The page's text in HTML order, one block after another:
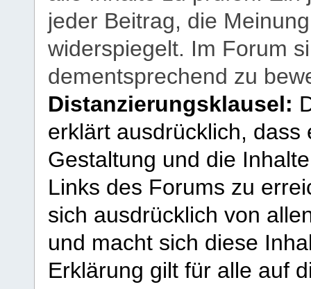
jeder Beitrag, die
widerspiegelt. Im Forum
dementsprechend zu
Distanzierungsklausel:
erklärt ausdrücklich,
Gestaltung und die
Links des Forums zu
sich ausdrücklich von
und macht sich diese
Erklärung gilt für alle auf